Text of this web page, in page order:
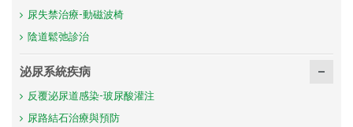
尿失禁治療-動磁波椅
陰道鬆弛診治
泌尿系統疾病
反覆泌尿道感染-玻尿酸灌注
尿路結石治療與預防